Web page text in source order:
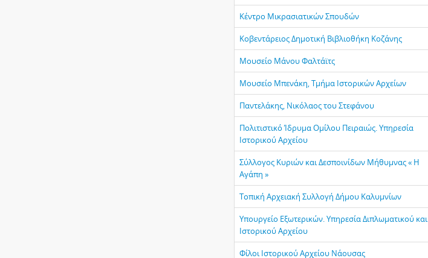
Κέντρο Μικρασιατικών Σπουδών
Κοβεντάρειος Δημοτική Βιβλιοθήκη Κοζάνης
Μουσείο Μάνου Φαλτάϊτς
Μουσείο Μπενάκη, Τμήμα Ιστορικών Αρχείων
Παντελάκης, Νικόλαος του Στεφάνου
Πολιτιστικό Ίδρυμα Ομίλου Πειραιώς. Υπηρεσία
Ιστορικού Αρχείου
Σύλλογος Κυριών και Δεσποινίδων Μήθυμνας « Η
Αγάπη »
Τοπική Αρχειακή Συλλογή Δήμου Καλυμνίων
Υπουργείο Εξωτερικών. Υπηρεσία Διπλωματικού και
Ιστορικού Αρχείου
Φίλοι Ιστορικού Αρχείου Νάουσας